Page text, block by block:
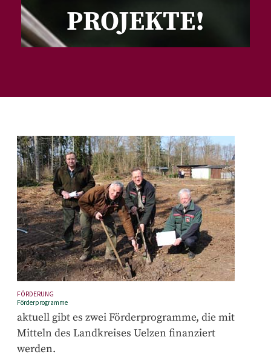
PROJEKTE!
FÖRDERUNG
Förderprogramme
aktuell gibt es zwei Förderprogramme, die mit
Mitteln des Landkreises Uelzen finanziert
werden.